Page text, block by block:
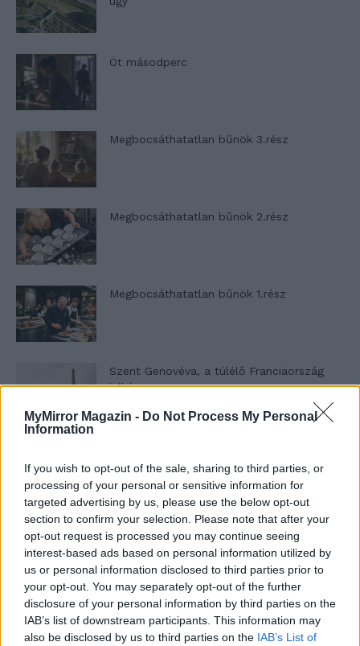
MyMirror Magazin - Do Not Process My Personal
Information
If you wish to opt-out of the sale, sharing to third parties, or
processing of your personal or sensitive information for
targeted advertising by us, please use the below opt-out
section to confirm your selection. Please note that after your
opt-out request is processed you may continue seeing
interest-based ads based on personal information utilized by
us or personal information disclosed to third parties prior to
your opt-out. You may separately opt-out of the further
disclosure of your personal information by third parties on the
IAB’s list of downstream participants. This information may
also be disclosed by us to third parties on the IAB’s List of
Öt másodperc
Megbocsáthatatlan bűnök 3.rész
Megbocsáthatatlan bűnök 2.rész
Megbocsáthatatlan bűnök 1.rész
Szent Genovéva, a túlélő Franciaország
jelképe
Minka 11. rész
T. szereti a fiatal lányokat 14. rész